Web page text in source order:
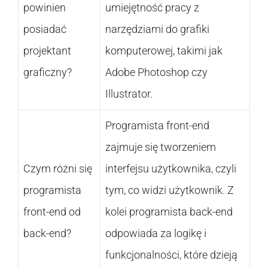
powinien
posiadać
projektant
graficzny?
umiejętność pracy z
narzędziami do grafiki
komputerowej, takimi jak
Adobe Photoshop czy
Illustrator.
Czym różni się
programista
front-end od
back-end?
Programista front-end
zajmuje się tworzeniem
interfejsu użytkownika, czyli
tym, co widzi użytkownik. Z
kolei programista back-end
odpowiada za logikę i
funkcjonalności, które dzieją